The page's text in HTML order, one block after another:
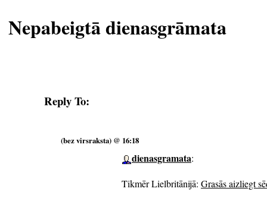
Nepabeigtā dienasgrāmata
Reply To:
(bez virsraksta) @ 16:18
dienasgramata:
Tikmēr Lielbritānijā: Grasās aizliegt